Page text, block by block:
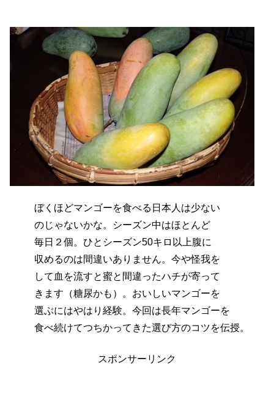
ぼくほどマンゴーを食べる日本人は少ない
のじゃないかな。シーズン中はほとんど
毎日２個。ひとシーズン50キロ以上腹に
収めるのは間違いありません。今や怪我を
して血を流すと蜜と間違ったハチが寄って
きます（糖尿かも）。おいしいマンゴーを
選ぶにはやはり経験。今回は長年マンゴーを
食べ続けてつちかってきた選び方のコツを伝授。
スポンサーリンク